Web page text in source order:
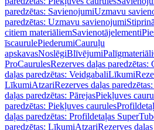
paredzētas: SavienojumiUzmavu
paredzētas: Uzmavu savienojumi
citiem materiāliemSavienotājelementi
īscaurulePiederumiCauruļu
apskavasNoslēgiBlīvējumiPalīgmateriāli
ProCaurulesRezerves daļas paredzētas:
daļas paredzētas: VeidgabaliLīkumi
LīkumiAtzariRezerves daļas
daļas paredzētas: PārejasPiekļuves
paredzētas: Piekļuves caurules
daļas paredzētas: Profildetaļas
paredzētas: LīkumiAtzariRezerves